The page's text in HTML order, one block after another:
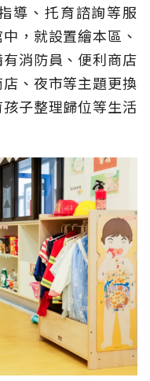
導、托育諮詢等服
，就設置繪本區、
消防員、便利商店
、夜市等主題更換
子整理歸位等生活